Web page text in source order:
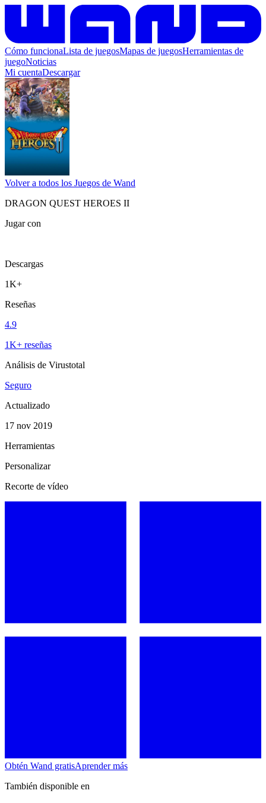
Cómo funcionaLista de juegosMapas de juegosHerramientas de
juegoNoticias
Mi cuentaDescargar
Volver a todos los Juegos de Wand
DRAGON QUEST HEROES II
Jugar con
Descargas
1K+
Reseñas
4.9
1K+ reseñas
Análisis de Virustotal
Seguro
Actualizado
17 nov 2019
Herramientas
Personalizar
Recorte de vídeo
Obtén Wand gratisAprender más
También disponible en